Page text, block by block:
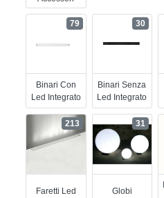
Binari Con
Led Integrato
79
Binari Senza
Led Integrato
30
Faretti Led
213
Globi
31